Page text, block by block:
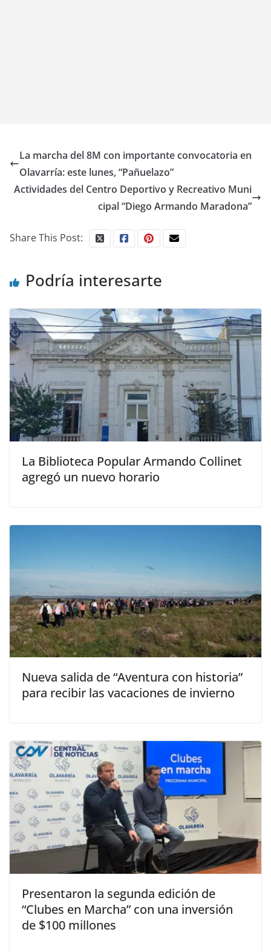
La marcha del 8M con importante convocatoria en
Olavarría: este lunes, “Pañuelazo”
Actividades del Centro Deportivo y Recreativo Muni
cipal “Diego Armando Maradona”
Share This Post:
Podría interesarte
La Biblioteca Popular Armando Collinet
agregó un nuevo horario
Nueva salida de “Aventura con historia”
para recibir las vacaciones de invierno
Presentaron la segunda edición de
“Clubes en Marcha” con una inversión
de $100 millones